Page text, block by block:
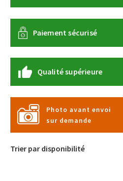
Paiement sécurisé
Qualité supérieure
Photo avant envoi
sur demande
Trier par disponibilité